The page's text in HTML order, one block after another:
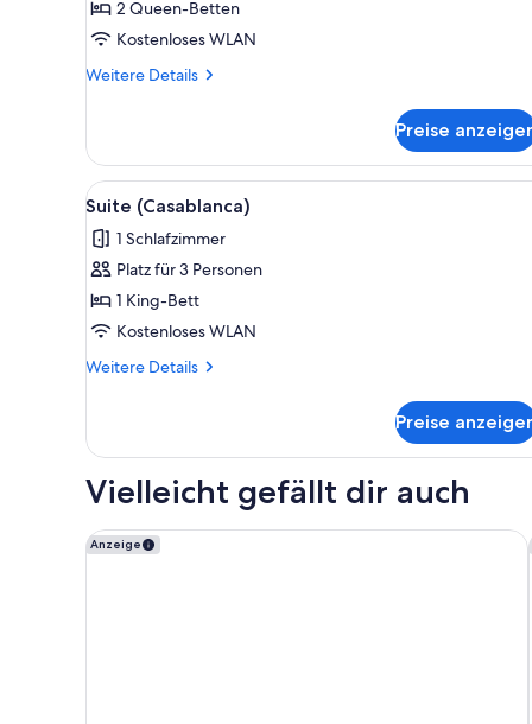
anzeigen
2 Queen-Betten
Kostenloses WLAN
Weitere Details
Weitere
2 Queen-
Betten
Preise
Alle
Fotos
für
Suite
(Casablanca)
anzeigen
Ein Hotelzimmer mit einem
4
Suite (Casablanca)
1 Schlafzimmer
Platz für 3 Personen
1 King-Bett
Kostenloses WLAN
Weitere Details
Weitere
(Casablanca)
Preise
Vielleicht gefällt dir auch
Anzeige
Warner Center Marriott Woodland Hills